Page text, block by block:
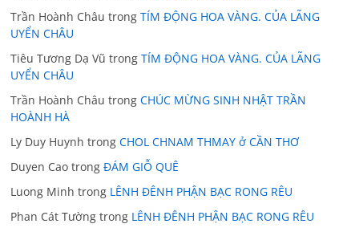
Trần Hoành Châu trongTÍM ĐỘNG HOA VÀNG. CỦA LÃNG
UYỂN CHÂU
Tiêu Tương Dạ Vũ trongTÍM ĐỘNG HOA VÀNG. CỦA LÃNG
UYỂN CHÂU
Trần Hoành Châu trongCHÚC MỪNG SINH NHẬT TRẦN
HOÀNH HÀ
Ly Duy Huynh trongCHOL CHNAM THMAY ở CẦN THƠ
Duyen Cao trongĐÁM GIỖ QUÊ
Luong Minh trong LÊNH ĐÊNH PHẬN BẠC RONG RÊU
Phan Cát Tường trong LÊNH ĐÊNH PHẬN BẠC RONG RÊU